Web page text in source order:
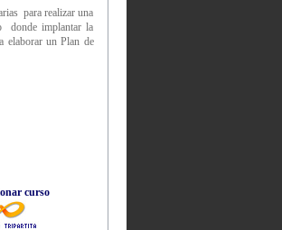
para realizar una
donde implantar la
elaborar un Plan de
curso